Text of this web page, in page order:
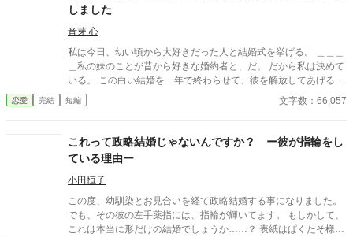
えとう蜜夏（無断転載等はご遠慮ください)
しました
音芽 心
私は今日、幼い頃から大好きだった人と結婚式を挙げる。 ＿＿＿
＿私の妹のことが昔から好きな婚約者と、だ。 だから私は決めて
いる。 この白い結婚を一年で終わらせて、彼を解放してあげるこ
とを。 彼の気持ちを直接聞いたことはないけれど……きっとその
方が、彼も喜ぶだろうから。 ……これは、恋を諦めていた令嬢
恋愛 完結 短編 文字数：66,057
これって政略結婚じゃないんですか？ ー彼が指輪をし
ている理由ー
小田恒子
この度、幼馴染とお見合いを経て政略結婚する事になりました。
でも、その彼の左手薬指には、指輪が輝いてます。 もしかして、
これは本当に形だけの結婚でしょうか……？ 表紙はぱくたそ様の